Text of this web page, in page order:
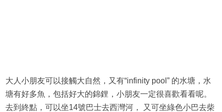
大人小朋友可以接觸大自然，又有“infinity pool” 的水塘，水
塘有好多魚，包括好大的錦鋰，小朋友一定很喜歡看看呢。
去到終點，可以坐14號巴士去西灣河， 又可坐綠色小巴去柴